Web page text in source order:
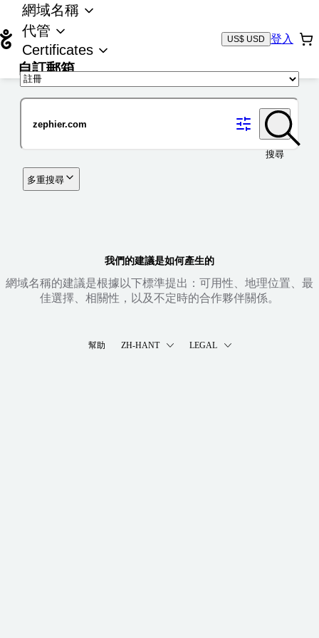
網域名稱
代管
Certificates
自訂郵箱
US$ USD 登入
搜尋
多重搜尋
我們的建議是如何產生的
網域名稱的建議是根據以下標準提出：可用性、地理位置、最
佳選擇、相關性，以及不定時的合作夥伴關係。
幫助 ZH-HANT LEGAL